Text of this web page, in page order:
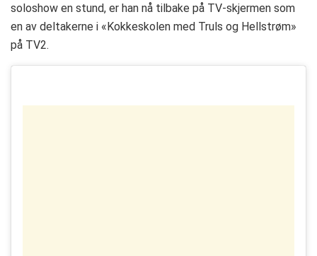
soloshow en stund, er han nå tilbake på TV-skjermen som
en av deltakerne i «Kokkeskolen med Truls og Hellstrøm»
på TV2.